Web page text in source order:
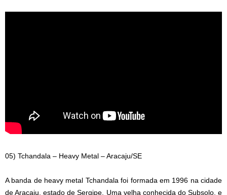
05) Tchandala – Heavy Metal – Aracaju/SE
A banda de heavy metal Tchandala foi formada em 1996 na cidade
de Aracaju, estado de Sergipe. Uma velha conhecida do Subsolo, e